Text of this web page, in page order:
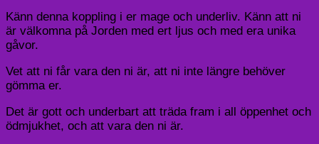
Känn denna koppling i er mage och underliv. Känn att ni
är välkomna på Jorden med ert ljus och med era unika
gåvor.
Vet att ni får vara den ni är, att ni inte längre behöver
gömma er.
Det är gott och underbart att träda fram i all öppenhet och
ödmjukhet, och att vara den ni är.